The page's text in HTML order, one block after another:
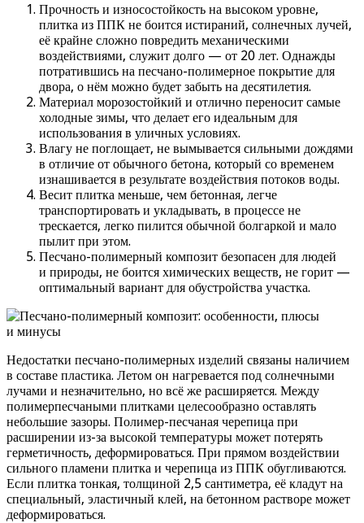
Прочность и износостойкость на высоком уровне,
плитка из ППК не боится истираний, солнечных лучей,
её крайне сложно повредить механическими
воздействиями, служит долго — от 20 лет. Однажды
потратившись на песчано-полимерное покрытие для
двора, о нём можно будет забыть на десятилетия.
Материал морозостойкий и отлично переносит самые
холодные зимы, что делает его идеальным для
использования в уличных условиях.
Влагу не поглощает, не вымывается сильными дождями
в отличие от обычного бетона, который со временем
изнашивается в результате воздействия потоков воды.
Весит плитка меньше, чем бетонная, легче
транспортировать и укладывать, в процессе не
трескается, легко пилится обычной болгаркой и мало
пылит при этом.
Песчано-полимерный композит безопасен для людей
и природы, не боится химических веществ, не горит —
оптимальный вариант для обустройства участка.
Недостатки песчано-полимерных изделий связаны наличием
в составе пластика. Летом он нагревается под солнечными
лучами и незначительно, но всё же расширяется. Между
полимерпесчаными плитками целесообразно оставлять
небольшие зазоры. Полимер-песчаная черепица при
расширении из-за высокой температуры может потерять
герметичность, деформироваться. При прямом воздействии
сильного пламени плитка и черепица из ППК обугливаются.
Если плитка тонкая, толщиной 2,5 сантиметра, её кладут на
специальный, эластичный клей, на бетонном растворе может
деформироваться.